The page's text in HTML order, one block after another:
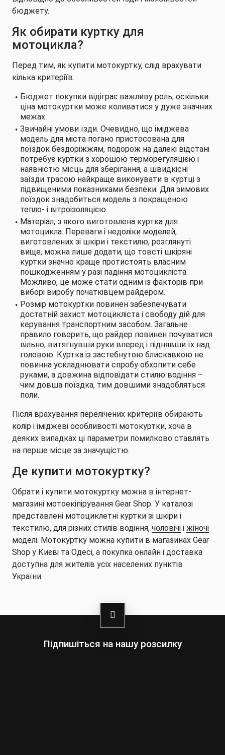
бюджету.
Як обирати куртку для
мотоцикла?
Перед тим, як купити мотокуртку, слід врахувати
кілька критеріїв.
Бюджет покупки відіграє важливу роль, оскільки
ціна мотокуртки може коливатися у дуже значних
межах.
Звичайні умови їзди. Очевидно, що іміджева
модель для міста погано пристосована для
поїздок бездоріжжям, подорож на далекі відстані
потребує куртки з хорошою терморегуляцією і
наявністю місць для зберігання, а швидкісні
заїзди трасою найкраще виконувати в куртці з
підвищеними показниками безпеки. Для зимових
поїздок знадобиться модель з покращеною
тепло- і вітроізоляцією.
Матеріал, з якого виготовлена куртка для
мотоцикла. Переваги і недоліки моделей,
виготовлених зі шкіри і текстилю, розглянуті
вище, можна лише додати, що товсті шкіряні
куртки значно краще протистоять власним
пошкодженням у разі падіння мотоцикліста.
Можливо, це може стати одним із факторів при
виборі виробу початківцем райдером.
Розмір мотокуртки повинен забезпечувати
достатній захист мотоцикліста і свободу дій для
керування транспортним засобом. Загальне
правило говорить, що райдер повинен почуватися
вільно, витягнувши руки вперед і піднявши їх над
головою. Куртка із застебнутою блискавкою не
повинна ускладнювати спробу обхопити себе
руками, а довжина відповідати стилю водіння –
чим довша поїздка, тим довшими знадобляться
поли.
Після врахування перелічених критеріїв обирають
колір і іміджеві особливості мотокуртки, хоча в
деяких випадках ці параметри помилково ставлять
на перше місце за значущістю.
Де купити мотокуртку?
Обрати і купити мотокуртку можна в інтернет-
магазині мотоекіпірування Gear Shop. У каталозі
представлені мотоциклетні куртки зі шкіри і
текстилю, для різних стилів водіння, чоловічі і жіночі
моделі. Мотокуртку можна купити в магазинах Gear
Shop у Києві та Одесі, а покупка онлайн і доставка
доступна для жителів усіх населених пунктів
України.
Підпишіться на нашу розсилку